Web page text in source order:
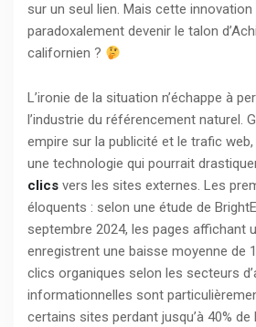
sur un seul lien. Mais cette
paradoxalement devenir le talon
californien ?
L’ironie de la situation n’échappe à
l’industrie du référencement naturel.
empire sur la publicité et le trafic
une technologie qui pourrait
clics vers les sites externes. Les
éloquents : selon une étude de
septembre 2024, les pages affichant
enregistrent une baisse moyenne de
clics organiques selon les secteurs
informationnelles sont
certains sites perdant jusqu’à 40%